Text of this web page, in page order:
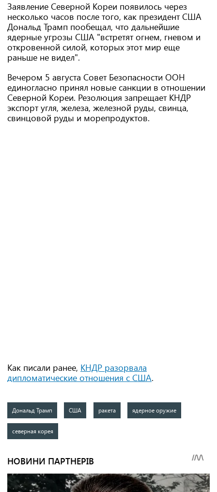
Заявление Северной Кореи появилось через
несколько часов после того, как президент США
Дональд Трамп пообещал, что дальнейшие
ядерные угрозы США "встретят огнем, гневом и
откровенной силой, которых этот мир еще
раньше не видел".
Вечером 5 августа Совет Безопасности ООН
единогласно принял новые санкции в отношении
Северной Кореи. Резолюция запрещает КНДР
экспорт угля, железа, железной руды, свинца,
свинцовой руды и морепродуктов.
Как писали ранее, КНДР разорвала
дипломатические отношения с США.
Дональд Трамп США ракета ядерное оружие
северная корея